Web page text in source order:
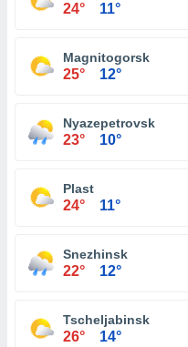
24° 11°
Magnitogorsk
25° 12°
Nyazepetrovsk
23° 10°
Plast
24° 11°
Snezhinsk
22° 12°
Tscheljabinsk
26° 14°